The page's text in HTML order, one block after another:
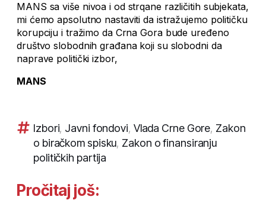
MANS sa više nivoa i od strqane različitih subjekata,
mi ćemo apsolutno nastaviti da istražujemo političku
korupciju i tražimo da Crna Gora bude uređeno
društvo slobodnih građana koji su slobodni da
naprave politički izbor,
MANS
Izbori, Javni fondovi, Vlada Crne Gore, Zakon
o biračkom spisku, Zakon o finansiranju
političkih partija
Pročitaj još: